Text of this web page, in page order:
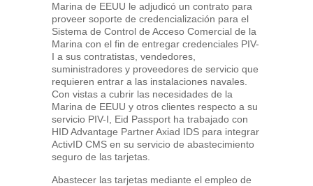
Marina de EEUU le adjudicó un contrato para
proveer soporte de credencialización para el
Sistema de Control de Acceso Comercial de la
Marina con el fin de entregar credenciales PIV-
I a sus contratistas, vendedores,
suministradores y proveedores de servicio que
requieren entrar a las instalaciones navales.
Con vistas a cubrir las necesidades de la
Marina de EEUU y otros clientes respecto a su
servicio PIV-I, Eid Passport ha trabajado con
HID Advantage Partner Axiad IDS para integrar
ActivID CMS en su servicio de abastecimiento
seguro de las tarjetas.
Abastecer las tarjetas mediante el empleo de